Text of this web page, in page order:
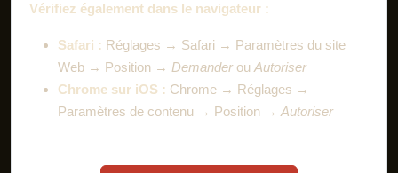
Vérifiez également dans le navigateur :
Safari : Réglages → Safari → Paramètres du site
Web → Position → Demanderou Autoriser
Chrome sur iOS : Chrome → Réglages →
Paramètres de contenu → Position → Autoriser